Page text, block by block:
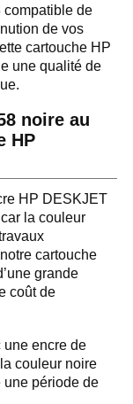
compatible de
de vos
cartouche HP
une qualité de
noire au
HP
HP DESKJET
la couleur
cartouche
grande
coût de
encre de
couleur noire
une période de